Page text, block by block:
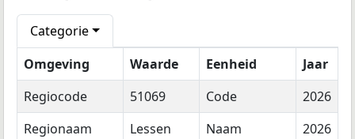
Categorie
Omgeving
Waarde Eenheid
Jaar
Regiocode
51069 Code
2026
Regionaam
Lessen Naam
2026